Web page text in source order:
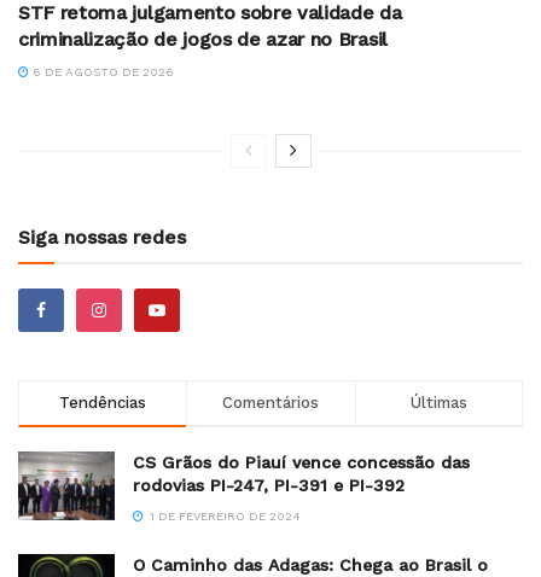
STF retoma julgamento sobre validade da
criminalização de jogos de azar no Brasil
6 DE AGOSTO DE 2026
Siga nossas redes
Tendências Comentários Últimas
CS Grãos do Piauí vence concessão das
rodovias PI-247, PI-391 e PI-392
1 DE FEVEREIRO DE 2024
O Caminho das Adagas: Chega ao Brasil o